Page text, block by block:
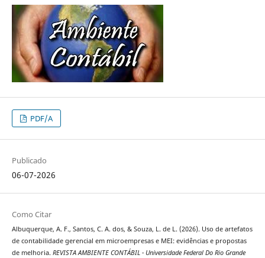
PDF/A
Publicado
06-07-2026
Como Citar
Albuquerque, A. F., Santos, C. A. dos, & Souza, L. de L. (2026). Uso de artefatos
de contabilidade gerencial em microempresas e MEI: evidências e propostas
de melhoria. REVISTA AMBIENTE CONTÁBIL - Universidade Federal Do Rio Grande